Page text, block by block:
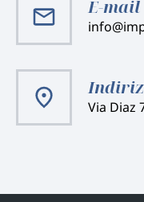
E-mail
Via Diaz